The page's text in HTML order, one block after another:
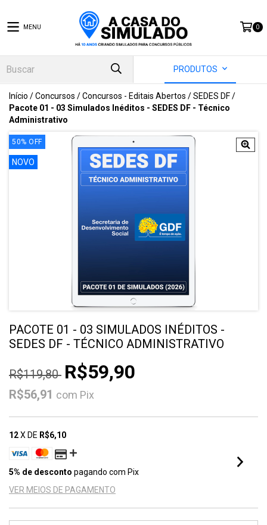
MENU 0
PRODUTOS
Início /Concursos /Concursos - Editais Abertos /SEDES DF/
Pacote 01 - 03 Simulados Inéditos - SEDES DF - Técnico
Administrativo
50% OFF
NOVO
PACOTE 01 - 03 SIMULADOS INÉDITOS -
SEDES DF - TÉCNICO ADMINISTRATIVO
R$119,80 R$59,90
R$56,91 com Pix
12X DE R$6,10
5% de desconto pagando com Pix
VER MEIOS DE PAGAMENTO